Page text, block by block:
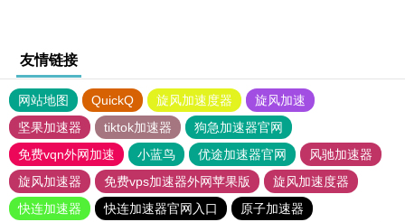
友情链接
网站地图 QuickQ 旋风加速度器
旋风加速
坚果加速器
tiktok加速器
狗急加速器官网
免费vqn外网加速
小蓝鸟 优途加速器官网
风驰加速器
旋风加速器
免费vps加速器外网苹果版
旋风加速度器
快连加速器
快连加速器官网入口
原子加速器